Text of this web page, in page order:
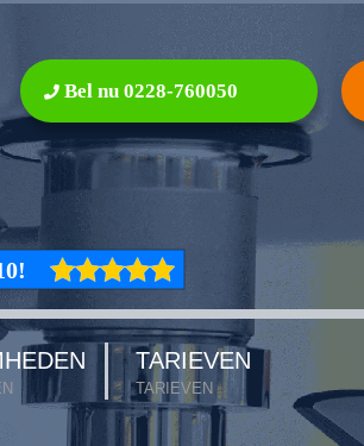
Bel nu 0228-760050
TARIEVEN
TARIEVEN